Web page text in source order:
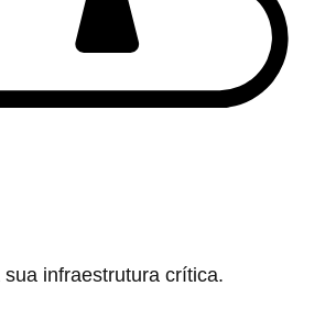
infraestrutura crítica.